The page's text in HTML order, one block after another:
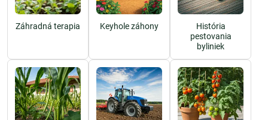
Záhradná terapia Keyhole záhony
História
pestovania
byliniek